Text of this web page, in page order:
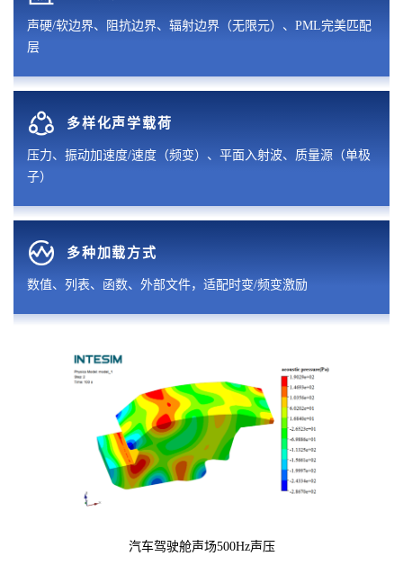
声硬/软边界、阻抗边界、辐射边界（无限元）、PML完美匹配
层
多样化声学载荷
压力、振动加速度/速度（频变）、平面入射波、质量源（单极
子）
多种加载方式
数值、列表、函数、外部文件，适配时变/频变激励
汽车驾驶舱声场500Hz声压